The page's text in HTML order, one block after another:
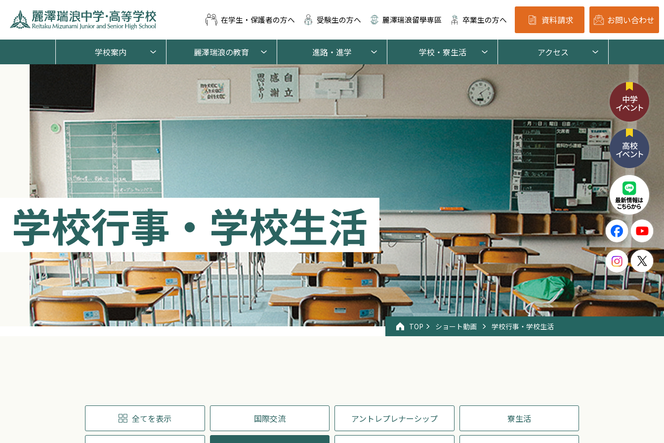
在学生・保護者の方へ 受験生の方へ 麗澤瑞浪留學専區 卒業生の方へ 資料請求 お問い合わせ
学校案内 麗澤瑞浪の教育 進路・進学 学校・寮生活 アクセス
学校行事・学校生活
TOP ショート動画 学校行事・学校生活
全てを表示 国際交流 アントレプレナーシップ 寮生活